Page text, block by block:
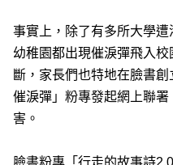
事實上，除了有多所大學
幼稚園都出現催淚彈飛入
斷，家長們也特地在臉書
催淚彈」粉專發起網上聯
害。